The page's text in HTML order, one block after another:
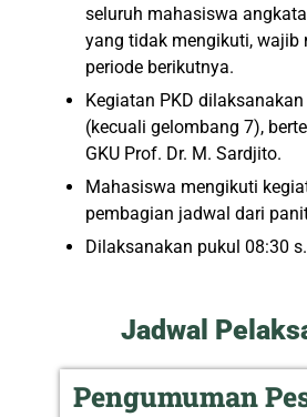
seluruh mahasiswa
yang tidak mengikuti, wajib
periode berikutnya.
Kegiatan PKD
(kecuali gelombang 7),
GKU Prof. Dr. M. Sardjito.
Mahasiswa mengikuti
pembagian jadwal dari
Dilaksanakan pukul 08:30
Jadwal
Pengumuman